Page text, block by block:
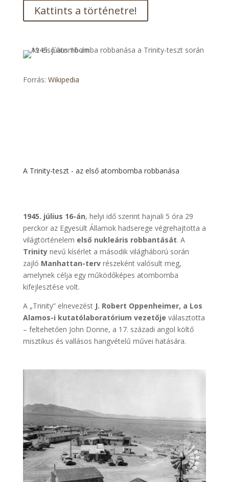
Kattints a történetre!
Forrás: Wikipedia
A Trinity-teszt - az első atombomba robbanása
1945. július 16-án, helyi idő szerint hajnali 5 óra 29
perckor az Egyesült Államok hadserege végrehajtotta a
világtörténelem első nukleáris robbantását. A
Trinitynevű kísérlet a második világháború során
zajló Manhattan-tervrészeként valósult meg,
amelynek célja egy működőképes atombomba
kifejlesztése volt.
A „Trinity” elnevezést J. Robert Oppenheimer, a Los
Alamos-i kutatólaboratórium vezetője választotta
– feltehetően John Donne, a 17. századi angol költő
misztikus és vallásos hangvételű művei hatására.